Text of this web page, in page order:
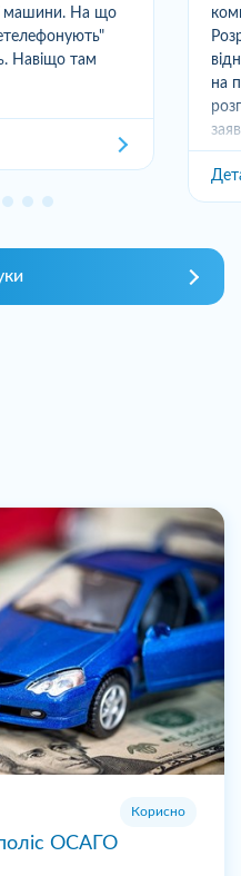
машини. На що
Навіщо там
на
Корисно
ОСАГО